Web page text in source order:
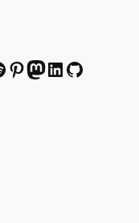
Pinterest Mastodon LinkedIn GitHub